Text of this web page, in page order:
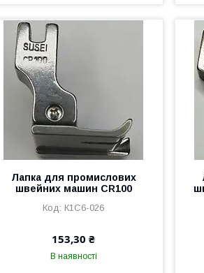
Лапка для промислових
швейних машин CR100
К1С6-026
153,30 ₴
В наявності